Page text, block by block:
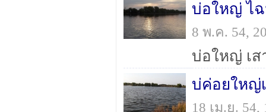
บ่อใหญ่ ไ
8 พ.ค. 54,
บ่ค่อยใหญ่
18 เม.ย.